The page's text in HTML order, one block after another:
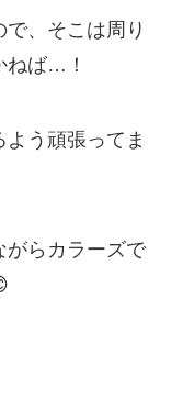
、そこは周り
ねば…！
う頑張ってま
がらカラーズで